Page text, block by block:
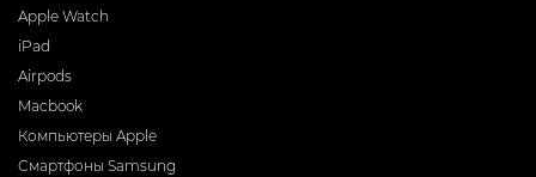
Apple Watch
iPad
Airpods
Macbook
Компьютеры Apple
Смартфоны Samsung